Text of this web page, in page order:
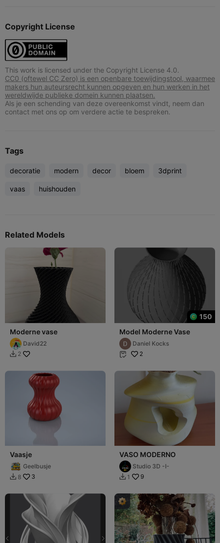
Copyright License
This work is licensed under the Copyright License 4.0.
CC0 (oftewel CC Zero) is een openbare toewijdingstool, waarmee
makers hun auteursrecht kunnen opgeven en hun werken in het
wereldwijde publieke domein kunnen plaatsen.
Als je een schending van deze overeenkomst vindt, neem dan
contact met ons op om verdere actie te bespreken.
Tags
decoratie modern decor bloem 3dprint
vaas huishouden
Related Models
Moderne vase
David22
 2
150
Model Moderne Vase
Daniel Kocks
 2
Vaasje
Geelbusje
 8 3
VASO MODERNO
Studio 3D -I-
 1 9